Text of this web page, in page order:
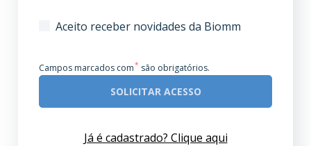
Aceito receber novidades da Biomm
Campos marcados com* são obrigatórios.
SOLICITAR ACESSO
Já é cadastrado? Clique aqui